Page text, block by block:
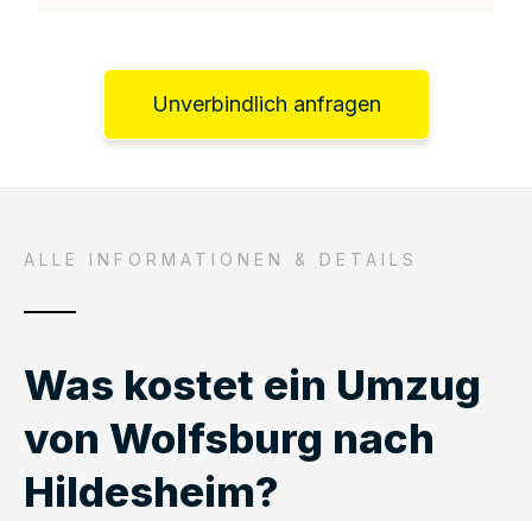
Unverbindlich anfragen
ALLE INFORMATIONEN & DETAILS
Was kostet ein Umzug
von Wolfsburg nach
Hildesheim?